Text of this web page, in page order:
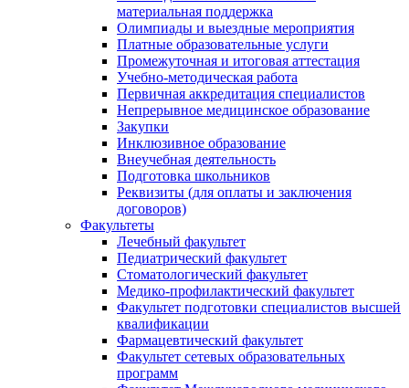
материальная поддержка
Олимпиады и выездные мероприятия
Платные образовательные услуги
Промежуточная и итоговая аттестация
Учебно-методическая работа
Первичная аккредитация специалистов
Непрерывное медицинское образование
Закупки
Инклюзивное образование
Внеучебная деятельность
Подготовка школьников
Реквизиты (для оплаты и заключения
договоров)
Факультеты
Лечебный факультет
Педиатрический факультет
Стоматологический факультет
Медико-профилактический факультет
Факультет подготовки специалистов высшей
квалификации
Фармацевтический факультет
Факультет сетевых образовательных
программ